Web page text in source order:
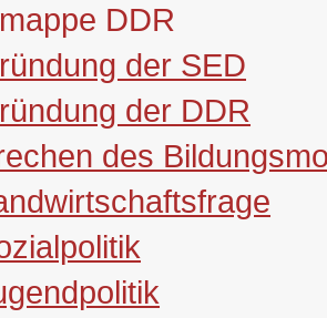
DDR
der SED
der DDR
des